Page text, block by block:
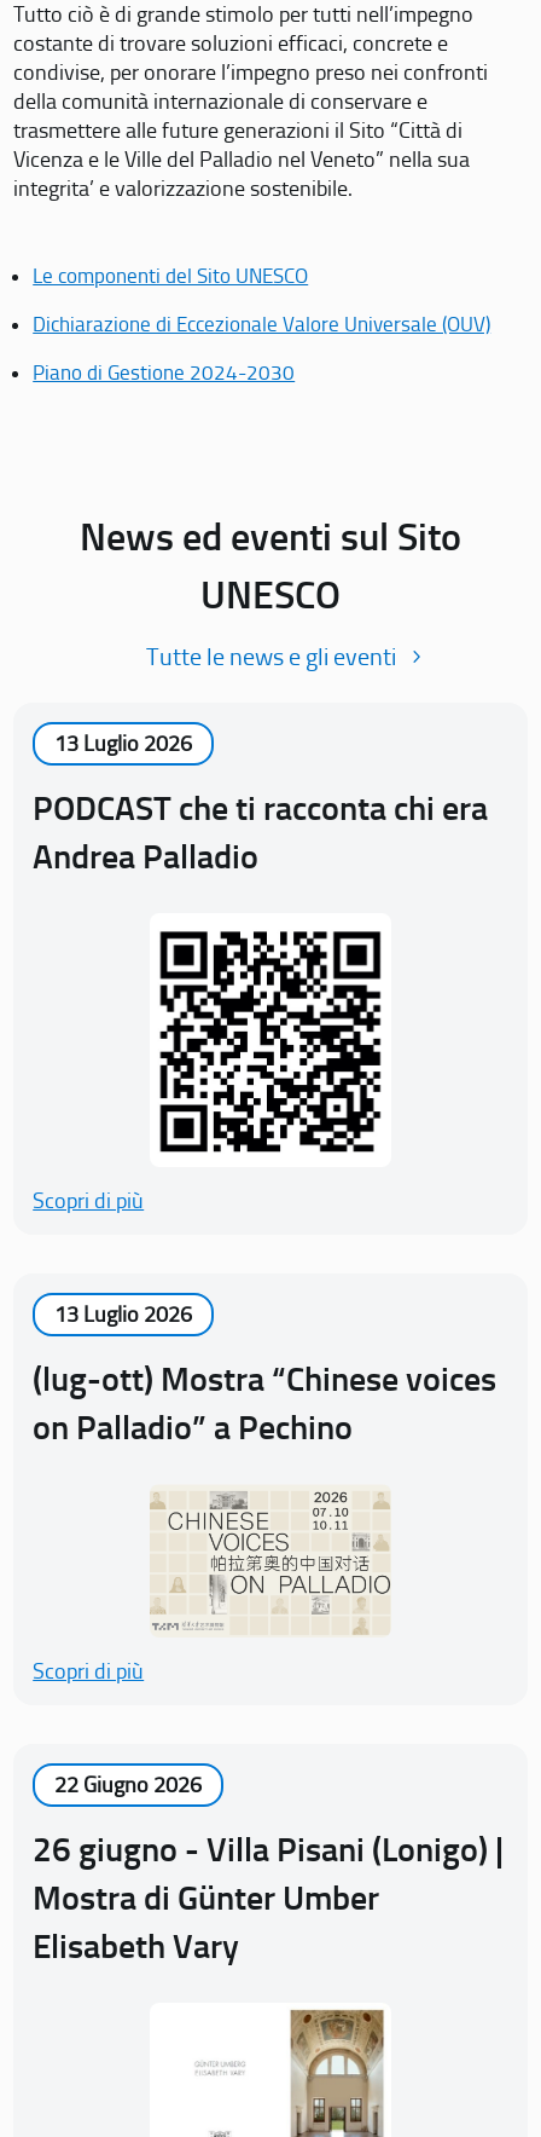
Tutto ciò è di grande stimolo per tutti nell’impegno
costante di trovare soluzioni efficaci, concrete e
condivise, per onorare l’impegno preso nei confronti
della comunità internazionale di conservare e
trasmettere alle future generazioni il Sito “Città di
Vicenza e le Ville del Palladio nel Veneto” nella sua
integrita’ e valorizzazione sostenibile.
Le componenti del Sito UNESCO
Dichiarazione di Eccezionale Valore Universale (OUV)
Piano di Gestione 2024-2030
News ed eventi sul Sito
UNESCO
Tutte le news e gli eventi
13 Luglio 2026
PODCAST che ti racconta chi era
Andrea Palladio
Scopri di più
13 Luglio 2026
(lug-ott) Mostra “Chinese voices
on Palladio” a Pechino
Scopri di più
22 Giugno 2026
26 giugno - Villa Pisani (Lonigo) |
Mostra di Günter Umber
Elisabeth Vary